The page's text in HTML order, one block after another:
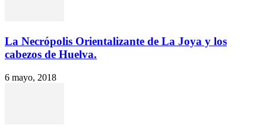
La Necrópolis Orientalizante de La Joya y los
cabezos de Huelva.
6 mayo, 2018